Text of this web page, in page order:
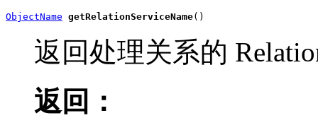
ObjectName getRelationServiceName()
返回处理关系的
返回：